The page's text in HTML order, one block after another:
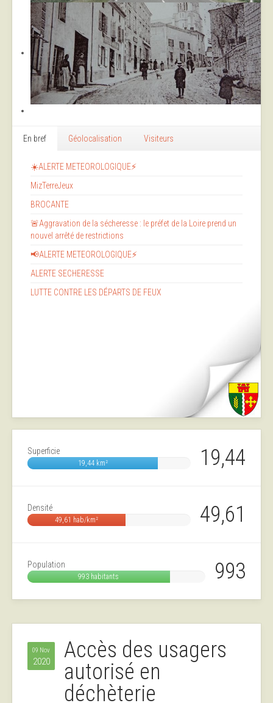
En bref Géolocalisation Visiteurs
☀️ALERTE METEOROLOGIQUE⚡
MizTerreJeux
BROCANTE
🚨Aggravation de la sécheresse : le préfet de la Loire prend un
nouvel arrêté de restrictions
📢ALERTE METEOROLOGIQUE⚡
ALERTE SECHERESSE
LUTTE CONTRE LES DÉPARTS DE FEUX
19,44
Superficie
19,44 km²
49,61
Densité
49,61 hab/km²
993
Population
993 habitants
09 Nov
2020
Accès des usagers
autorisé en
déchèterie